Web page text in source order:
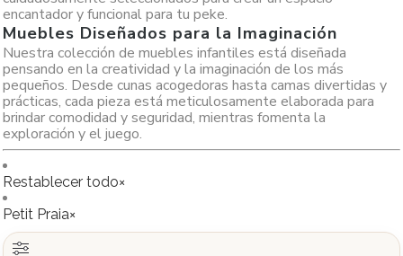
encantador y funcional para tu peke.
Muebles Diseñados para la Imaginación
Nuestra colección de muebles infantiles está diseñada
pensando en la creatividad y la imaginación de los más
pequeños. Desde cunas acogedoras hasta camas divertidas y
prácticas, cada pieza está meticulosamente elaborada para
brindar comodidad y seguridad, mientras fomenta la
exploración y el juego.
Restablecer todo×
Petit Praia×